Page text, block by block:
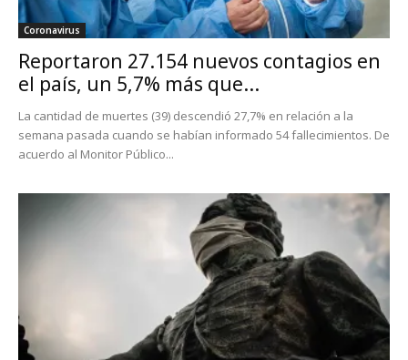
Coronavirus
Reportaron 27.154 nuevos contagios en
el país, un 5,7% más que...
La cantidad de muertes (39) descendió 27,7% en relación a la
semana pasada cuando se habían informado 54 fallecimientos. De
acuerdo al Monitor Público...